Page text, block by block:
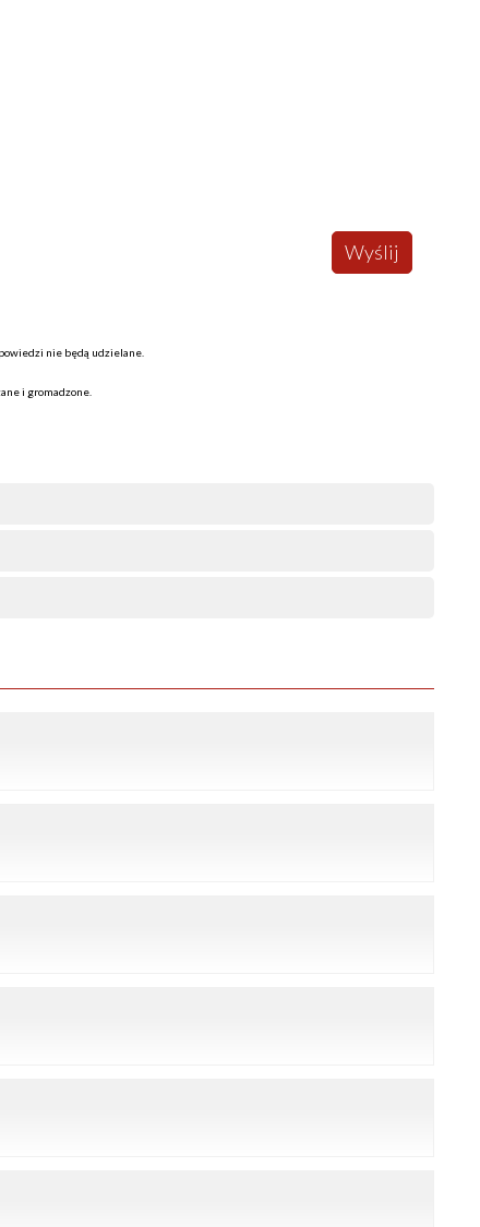
Wyślij
nie będą udzielane.
i gromadzone.